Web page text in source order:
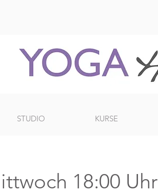
STUDIO KURSE
18:00 Uhr